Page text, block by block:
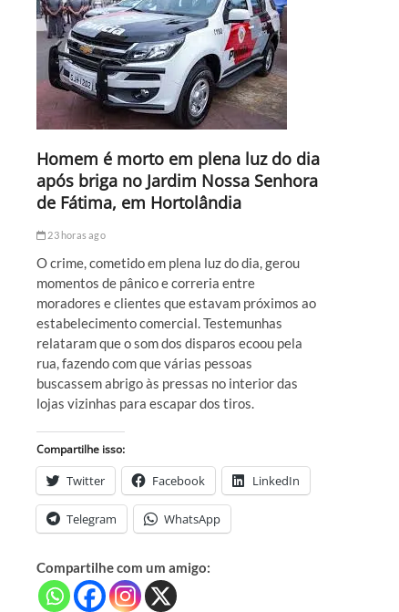
Homem é morto em plena luz do dia
após briga no Jardim Nossa Senhora
de Fátima, em Hortolândia
23 horas ago
O crime, cometido em plena luz do dia, gerou
momentos de pânico e correria entre
moradores e clientes que estavam próximos ao
estabelecimento comercial. Testemunhas
relataram que o som dos disparos ecoou pela
rua, fazendo com que várias pessoas
buscassem abrigo às pressas no interior das
lojas vizinhas para escapar dos tiros.
Compartilhe isso:
Twitter Facebook LinkedIn
Telegram WhatsApp
Compartilhe com um amigo: